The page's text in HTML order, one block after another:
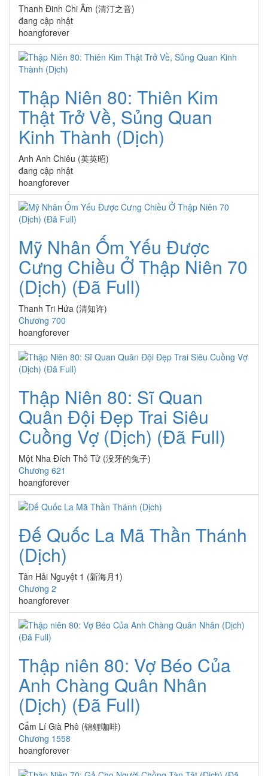
Thanh Đinh Chi Âm (清汀之音)
đang cập nhật
hoangforever
Thập Niên 80: Thiên Kim
Thật Trở Về, Sủng Quan
Kinh Thành (Dịch)
Anh Anh Chiêu (英英昭)
đang cập nhật
hoangforever
Mỹ Nhân Ốm Yếu Được
Cưng Chiều Ở Thập Niên 70
(Dịch) (Đã Full)
Thanh Tri Hứa (清知许)
Chương 700
hoangforever
Thập Niên 80: Sĩ Quan
Quân Đội Đẹp Trai Siêu
Cuồng Vợ (Dịch) (Đã Full)
Một Nha Đích Thỏ Tử (没牙的兔子)
Chương 621
hoangforever
Đế Quốc La Mã Thần Thánh
(Dịch)
Tân Hải Nguyệt 1 (新海月1)
Chương 2
hoangforever
Thập niên 80: Vợ Béo Của
Anh Chàng Quân Nhân
(Dịch) (Đã Full)
Cẩm Lí Già Phê (锦鲤咖啡)
Chương 1558
hoangforever